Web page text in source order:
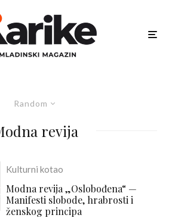
Random
revija
Kulturni kotao
Modna revija „Oslobođena“ —
Manifesti slobode, hrabrosti i
ženskog principa